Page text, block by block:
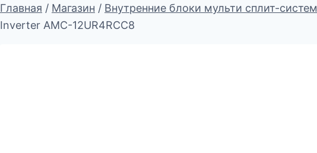
Главная / Магазин / Внутренние блоки мульти сплит-систем
Inverter AMC-12UR4RCC8